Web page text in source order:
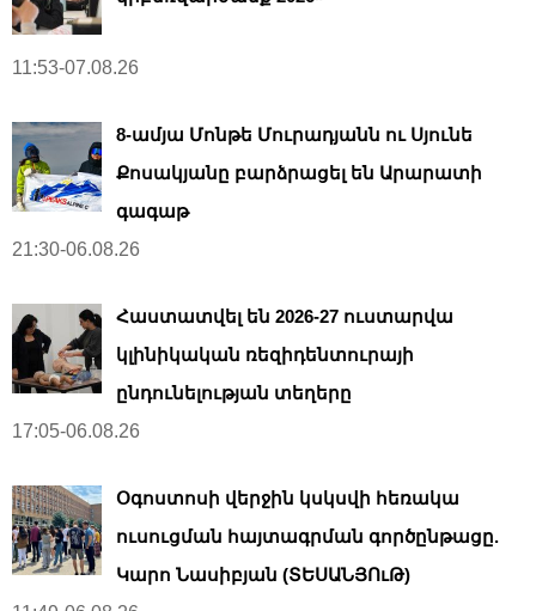
11:53-07.08.26
8-ամյա Մոնթե Մուրադյանն ու Սյունե
Քոսակյանը բարձրացել են Արարատի
գագաթ
21:30-06.08.26
Հաստատվել են 2026-27 ուստարվա
կլինիկական ռեզիդենտուրայի
ընդունելության տեղերը
17:05-06.08.26
Օգոստոսի վերջին կսկսվի հեռակա
ուսուցման հայտագրման գործընթացը.
Կարո Նասիբյան (ՏԵՍԱՆՅՈւԹ)